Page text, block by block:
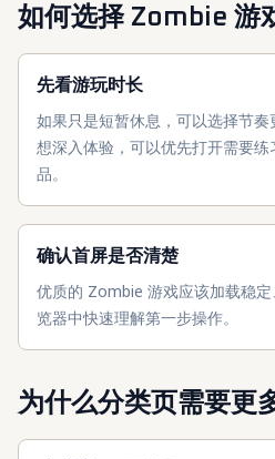
如何选择 Zombie 游
先看游玩时长
如果只是短暂休息，可以选择节
想深入体验，可以优先打开需要
品。
确认首屏是否清楚
优质的 Zombie 游戏应该加载稳
览器中快速理解第一步操作。
为什么分类页需要更